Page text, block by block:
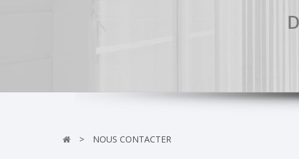
> NOUS CONTACTER